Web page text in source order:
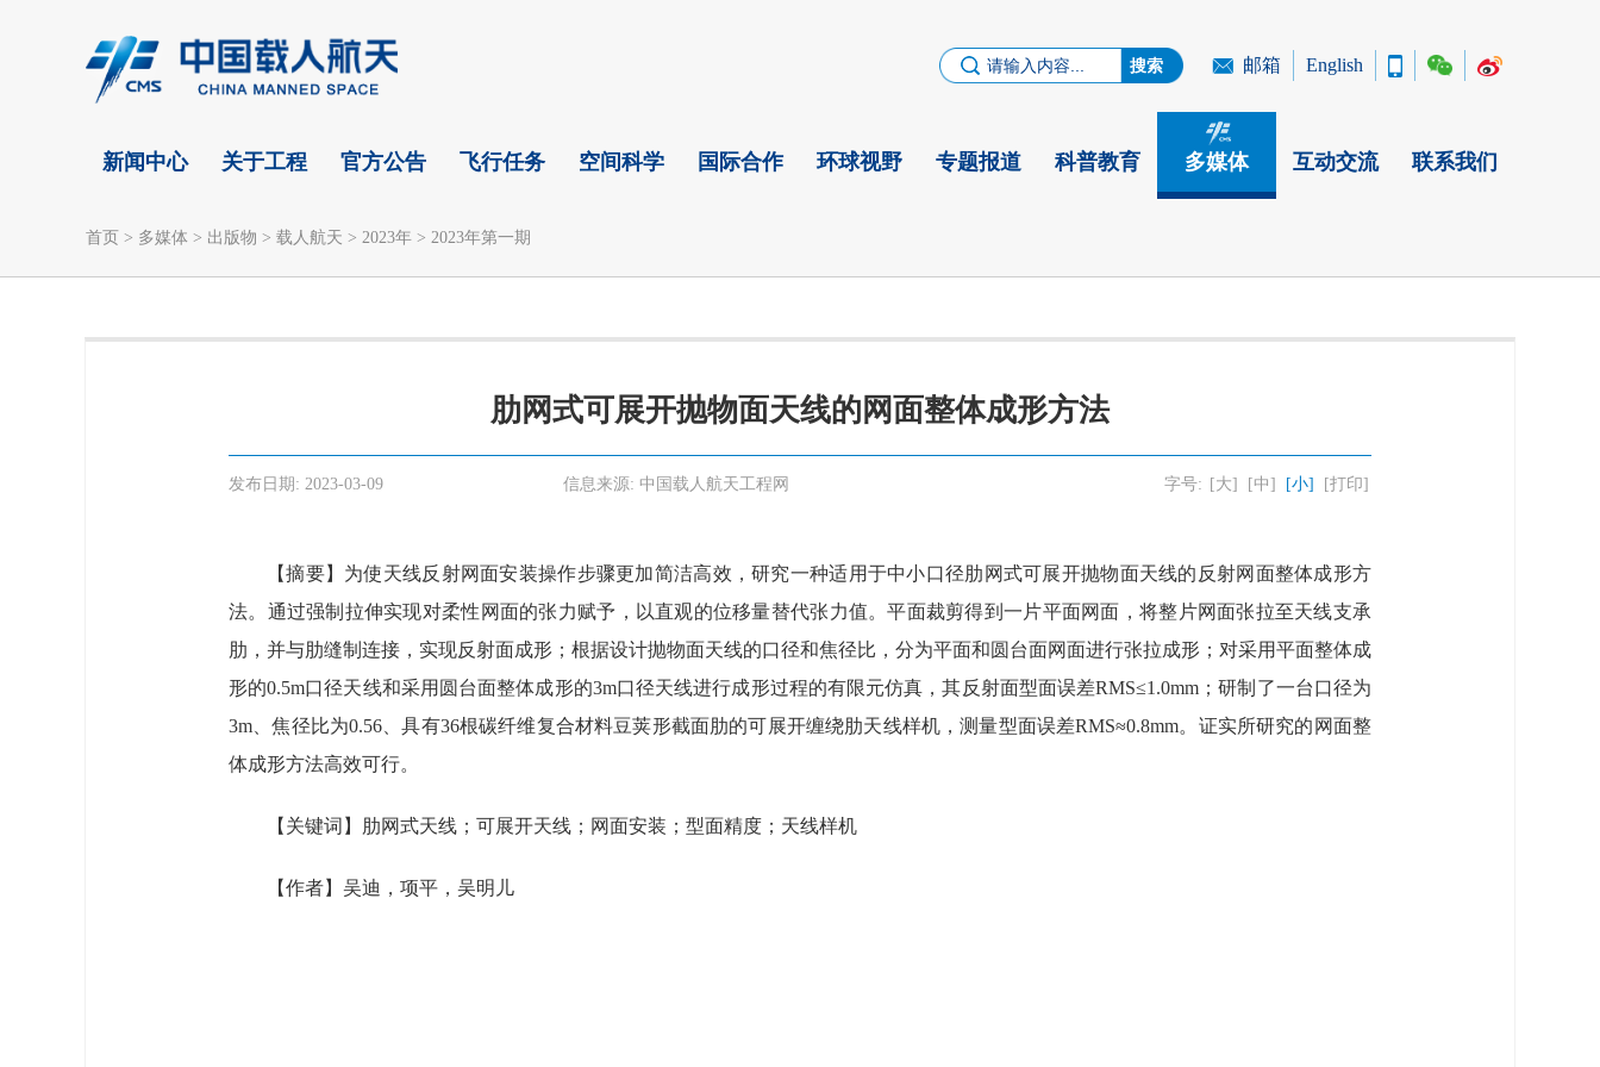
邮箱 English
新闻中心 关于工程 官方公告 飞行任务 空间科学 国际合作 环球视野 专题报道 科普教育 多媒体 互动交流 联系我们
首页 > 多媒体 > 出版物 > 载人航天 > 2023年 > 2023年第一期
肋网式可展开抛物面天线的网面整体成形方法
发布日期: 2023-03-09 信息来源: 中国载人航天工程网 字号: [大] [中] [小] [打印]
【摘要】为使天线反射网面安装操作步骤更加简洁高效，研究一种适用于中小口径肋网式可展开抛物面天线的反射网面整体成形方
法。通过强制拉伸实现对柔性网面的张力赋予，以直观的位移量替代张力值。平面裁剪得到一片平面网面，将整片网面张拉至天线支承
肋，并与肋缝制连接，实现反射面成形；根据设计抛物面天线的口径和焦径比，分为平面和圆台面网面进行张拉成形；对采用平面整体成
形的0.5m口径天线和采用圆台面整体成形的3m口径天线进行成形过程的有限元仿真，其反射面型面误差RMS≤1.0mm；研制了一台口径为
3m、焦径比为0.56、具有36根碳纤维复合材料豆荚形截面肋的可展开缠绕肋天线样机，测量型面误差RMS≈0.8mm。证实所研究的网面整
体成形方法高效可行。
【关键词】肋网式天线；可展开天线；网面安装；型面精度；天线样机
【作者】吴迪，项平，吴明儿